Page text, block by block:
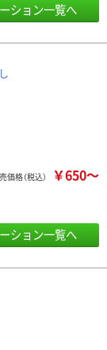
ション一覧へ
価格（税込） ￥650～
ション一覧へ